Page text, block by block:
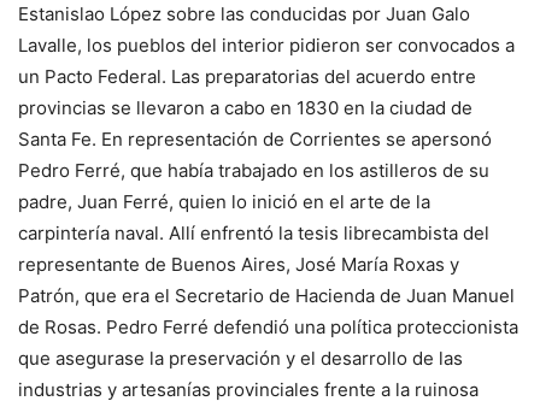
Estanislao López sobre las conducidas por Juan Galo
Lavalle, los pueblos del interior pidieron ser convocados a
un Pacto Federal. Las preparatorias del acuerdo entre
provincias se llevaron a cabo en 1830 en la ciudad de
Santa Fe. En representación de Corrientes se apersonó
Pedro Ferré, que había trabajado en los astilleros de su
padre, Juan Ferré, quien lo inició en el arte de la
carpintería naval. Allí enfrentó la tesis librecambista del
representante de Buenos Aires, José María Roxas y
Patrón, que era el Secretario de Hacienda de Juan Manuel
de Rosas. Pedro Ferré defendió una po­lítica proteccionista
que asegurase la preservación y el desarrollo de las
industrias y artesanías provinciales frente a la ruinosa